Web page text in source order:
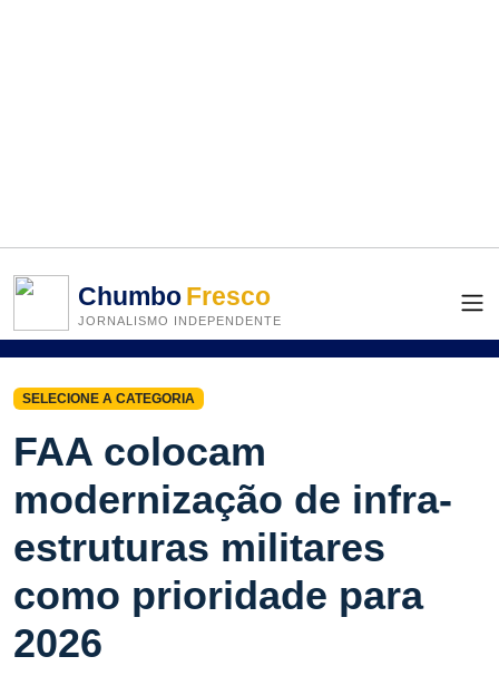
ChumboFresco
JORNALISMO INDEPENDENTE
SELECIONE A CATEGORIA
FAA colocam
modernização de infra-
estruturas militares
como prioridade para
2026